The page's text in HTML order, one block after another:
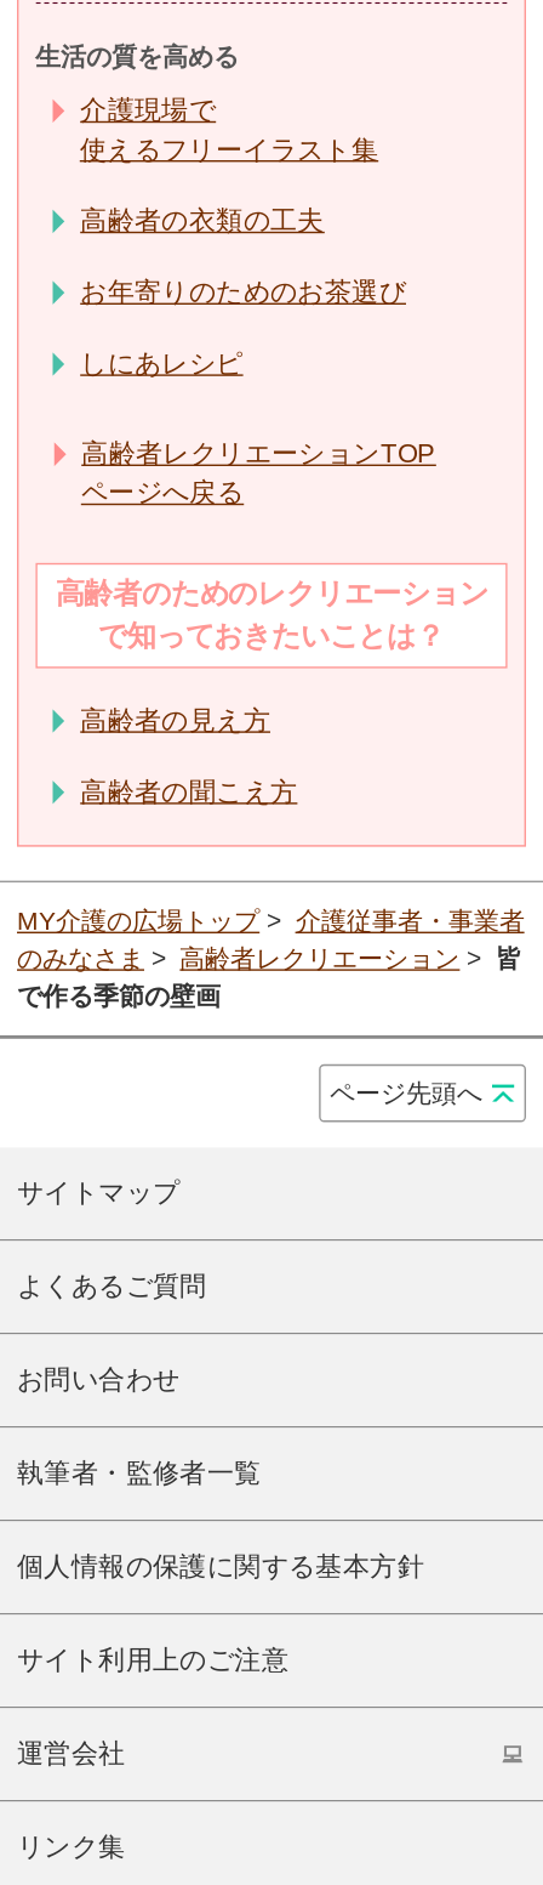
生活の質を高める
介護現場で
使えるフリーイラスト集
高齢者の衣類の工夫
お年寄りのためのお茶選び
しにあレシピ
高齢者レクリエーションTOP
ページへ戻る
高齢者のためのレクリエーション
で知っておきたいことは？
高齢者の見え方
高齢者の聞こえ方
MY介護の広場トップ> 介護従事者・事業者
のみなさま > 高齢者レクリエーション > 皆
で作る季節の壁画
ページ先頭へ
サイトマップ
よくあるご質問
お問い合わせ
執筆者・監修者一覧
個人情報の保護に関する基本方針
サイト利用上のご注意
運営会社
リンク集